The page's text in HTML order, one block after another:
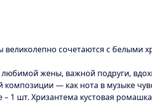
великолепно сочетаются с
жены, важной подруги,
— как нота в музыке
1 шт. Хризантема кустовая